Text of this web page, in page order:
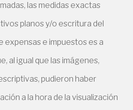
las medidas exactas
planos y/o escritura del
expensas e impuestos es a
al igual que las imágenes,
pudieron haber
a la hora de la visualización